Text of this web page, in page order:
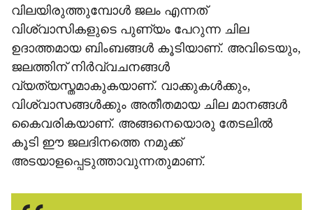
വിലയിരുത്തുമ്പോള്‍ ജലം എന്നത്
വിശ്വാസികളുടെ പുണ്യം പേറുന്ന ചില
ഉദാത്തമായ ബിംബങ്ങള്‍ കൂടിയാണ്. അവിടെയും,
ജലത്തിന് നിര്‍വ്വചനങ്ങള്‍
വ്യത്യസ്തമാകുകയാണ്. വാക്കുകള്‍ക്കും,
വിശ്വാസങ്ങള്‍ക്കും അതീതമായ ചില മാനങ്ങള്‍
കൈവരികയാണ്. അങ്ങനെയൊരു തേടലില്‍
കൂടി ഈ ജലദിനത്തെ നമുക്ക്
അടയാളപ്പെടുത്താവുന്നതുമാണ്.